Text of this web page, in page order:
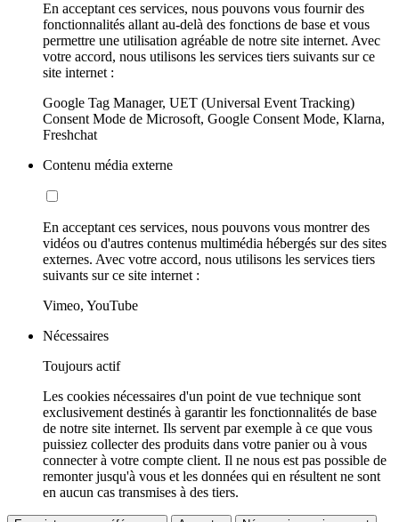
En acceptant ces services, nous pouvons vous fournir des
fonctionnalités allant au-delà des fonctions de base et vous
permettre une utilisation agréable de notre site internet. Avec
votre accord, nous utilisons les services tiers suivants sur ce
site internet :
Google Tag Manager, UET (Universal Event Tracking)
Consent Mode de Microsoft, Google Consent Mode, Klarna,
Freshchat
Contenu média externe
En acceptant ces services, nous pouvons vous montrer des
vidéos ou d'autres contenus multimédia hébergés sur des sites
externes. Avec votre accord, nous utilisons les services tiers
suivants sur ce site internet :
Vimeo, YouTube
Nécessaires
Toujours actif
Les cookies nécessaires d'un point de vue technique sont
exclusivement destinés à garantir les fonctionnalités de base
de notre site internet. Ils servent par exemple à ce que vous
puissiez collecter des produits dans votre panier ou à vous
connecter à votre compte client. Il ne nous est pas possible de
remonter jusqu'à vous et les données qui en résultent ne sont
en aucun cas transmises à des tiers.